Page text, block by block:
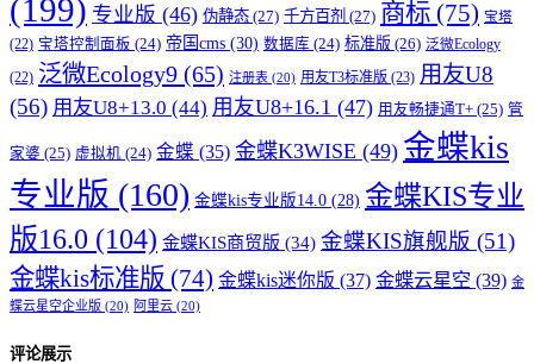
(199) 专业版 (46) 伪静态 (27) 千方百剂 (27) 商标 (75) 宝塔
(22) 宝塔控制面板 (24) 帝国cms (30) 数据库 (24) 标准版 (26) 泛微Ecology
(22) 泛微Ecology9 (65) 注册表 (20) 用友T3标准版 (23) 用友U8
(56) 用友U8+13.0 (44) 用友U8+16.1 (47) 用友畅捷通T+ (25) 管
家婆 (25) 虚拟机 (24) 金蝶 (35) 金蝶K3WISE (49) 金蝶kis
专业版 (160) 金蝶kis专业版14.0 (28) 金蝶KIS专业
版16.0 (104) 金蝶KIS商贸版 (34) 金蝶KIS旗舰版 (51)
金蝶kis标准版 (74) 金蝶kis迷你版 (37) 金蝶云星空 (39) 金
蝶云星空企业版 (20) 阿里云 (20)
评论展示